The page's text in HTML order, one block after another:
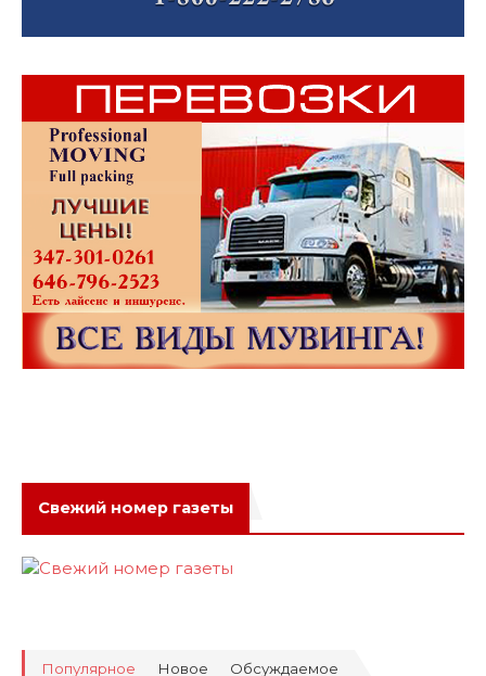
Свежий номер газеты
Популярное Новое Обсуждаемое